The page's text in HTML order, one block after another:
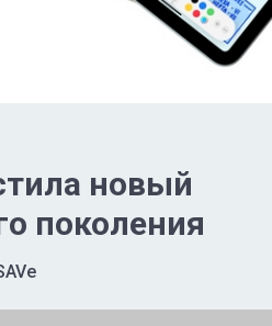
новый
поколения